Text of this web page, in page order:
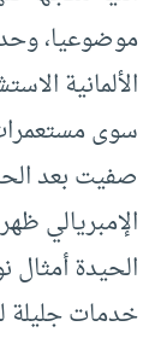
موضوعيا،
الألمانية
سوى
صفيت بعد
الإمبريالي
الحيدة أمثال
خدمات جليلة